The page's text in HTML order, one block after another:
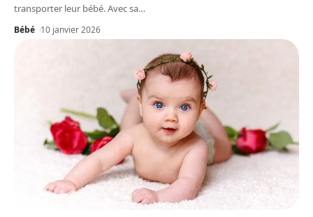
transporter leur bébé. Avec sa…
Bébé 10 janvier 2026